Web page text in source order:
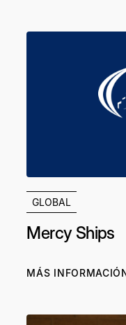
GLOBAL
Mercy Ships
MÁS